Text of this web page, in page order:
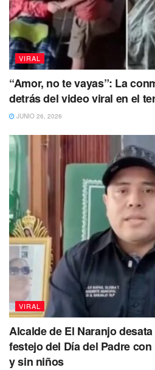
VIRAL
“Amor, no te vayas”: La
detrás del video viral en el
JUNIO 26, 2026
VIRAL
Alcalde de El Naranjo
festejo del Día del Padre
y sin niños